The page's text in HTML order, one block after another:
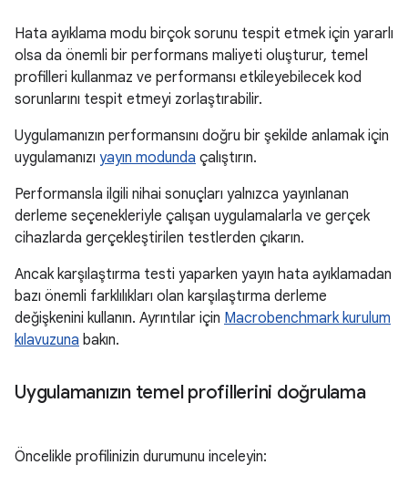
Hata ayıklama modu birçok sorunu tespit etmek için yararlı
olsa da önemli bir performans maliyeti oluşturur, temel
profilleri kullanmaz ve performansı etkileyebilecek kod
sorunlarını tespit etmeyi zorlaştırabilir.
Uygulamanızın performansını doğru bir şekilde anlamak için
uygulamanızı yayın modunda çalıştırın.
Performansla ilgili nihai sonuçları yalnızca yayınlanan
derleme seçenekleriyle çalışan uygulamalarla ve gerçek
cihazlarda gerçekleştirilen testlerden çıkarın.
Ancak karşılaştırma testi yaparken yayın hata ayıklamadan
bazı önemli farklılıkları olan karşılaştırma derleme
değişkenini kullanın. Ayrıntılar için Macrobenchmark kurulum
kılavuzuna bakın.
Uygulamanızın temel profillerini doğrulama
Öncelikle profilinizin durumunu inceleyin: